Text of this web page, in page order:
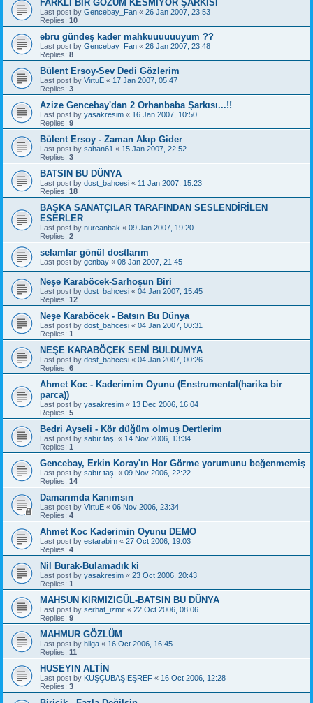
FARKLI BİR GÖZÜM KESMİYOR ŞARKISI
Last post by Gencebay_Fan « 26 Jan 2007, 23:53
Replies: 10
ebru gündeş kader mahkuuuuuuyum ??
Last post by Gencebay_Fan « 26 Jan 2007, 23:48
Replies: 8
Bülent Ersoy-Sev Dedi Gözlerim
Last post by VirtuE « 17 Jan 2007, 05:47
Replies: 3
Azize Gencebay'dan 2 Orhanbaba Şarkısı...!!
Last post by yasakresim « 16 Jan 2007, 10:50
Replies: 9
Bülent Ersoy - Zaman Akıp Gider
Last post by sahan61 « 15 Jan 2007, 22:52
Replies: 3
BATSIN BU DÜNYA
Last post by dost_bahcesi « 11 Jan 2007, 15:23
Replies: 18
BAŞKA SANATÇILAR TARAFINDAN SESLENDİRİLEN
ESERLER
Last post by nurcanbak « 09 Jan 2007, 19:20
Replies: 2
selamlar gönül dostlarım
Last post by genbay « 08 Jan 2007, 21:45
Neşe Karaböcek-Sarhoşun Biri
Last post by dost_bahcesi « 04 Jan 2007, 15:45
Replies: 12
Neşe Karaböcek - Batsın Bu Dünya
Last post by dost_bahcesi « 04 Jan 2007, 00:31
Replies: 1
NEŞE KARABÖÇEK SENİ BULDUMYA
Last post by dost_bahcesi « 04 Jan 2007, 00:26
Replies: 6
Ahmet Koc - Kaderimim Oyunu (Enstrumental(harika bir
parca))
Last post by yasakresim « 13 Dec 2006, 16:04
Replies: 5
Bedri Ayseli - Kör düğüm olmuş Dertlerim
Last post by sabır taşı « 14 Nov 2006, 13:34
Replies: 1
Gencebay, Erkin Koray'ın Hor Görme yorumunu beğenmemiş
Last post by sabır taşı « 09 Nov 2006, 22:22
Replies: 14
Damarımda Kanımsın
Last post by VirtuE « 06 Nov 2006, 23:34
Replies: 4
Ahmet Koc Kaderimin Oyunu DEMO
Last post by estarabim « 27 Oct 2006, 19:03
Replies: 4
Nil Burak-Bulamadık ki
Last post by yasakresim « 23 Oct 2006, 20:43
Replies: 1
MAHSUN KIRMIZIGÜL-BATSIN BU DÜNYA
Last post by serhat_izmit « 22 Oct 2006, 08:06
Replies: 9
MAHMUR GÖZLÜM
Last post by hilga « 16 Oct 2006, 16:45
Replies: 11
HUSEYIN ALTİN
Last post by KUŞÇUBAŞIEŞREF « 16 Oct 2006, 12:28
Replies: 3